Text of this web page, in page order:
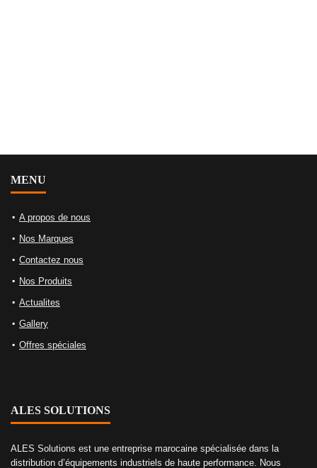
MENU
A propos de nous
Nos Marques
Contactez nous
Nos Produits
Actualites
Gallery
Offres spéciales
ALES SOLUTIONS
ALES Solutions est une entreprise marocaine spécialisée dans la
distribution d’équipements industriels de haute performance. Nous